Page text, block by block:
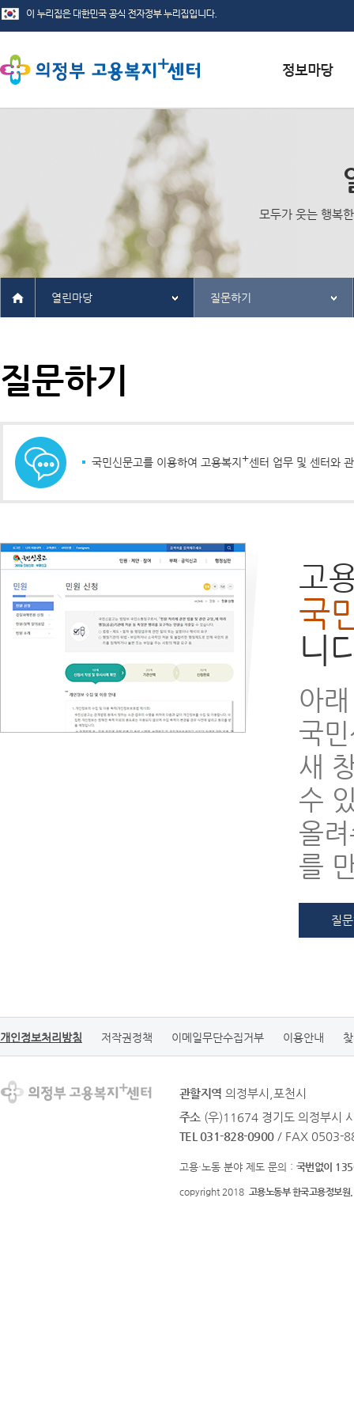
관련사이트
모두가 웃는 행복
열린마당 질문하기
질문하기
국민신문고를 이용하여 고용복지 +센터 업무 및 센터와
고
국
니
아
국
새
수
올
를
질
개인정보처리방침 저작권정책 이메일무단수집거부 이용안내
관할지역 의정부시,포천시
주소 (우)11674 경기도 의정부시
TEL 031-828-0900 / FAX 0503-
고용·노동 분야 제도 문의 : 국번없이
copyright 2018 고용노동부 한국고용정보원.